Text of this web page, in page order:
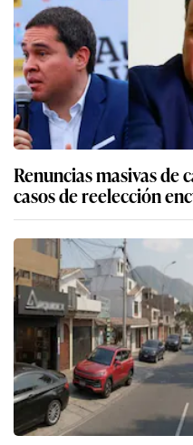
Renuncias masivas de
casos de reelección